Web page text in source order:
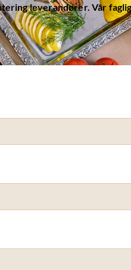
leverandører. Vår